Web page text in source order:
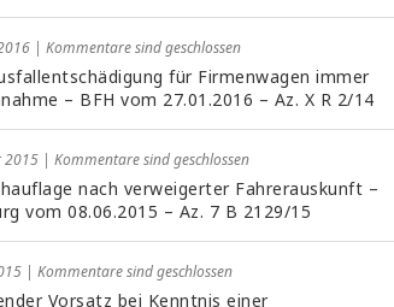
| Kommentare sind geschlossen
für Firmenwagen immer
– BFH vom 27.01.2016 – Az. X R 2/14
| Kommentare sind geschlossen
nach verweigerter Fahrerauskunft –
vom 08.06.2015 – Az. 7 B 2129/15
| Kommentare sind geschlossen
Vorsatz bei Kenntnis einer